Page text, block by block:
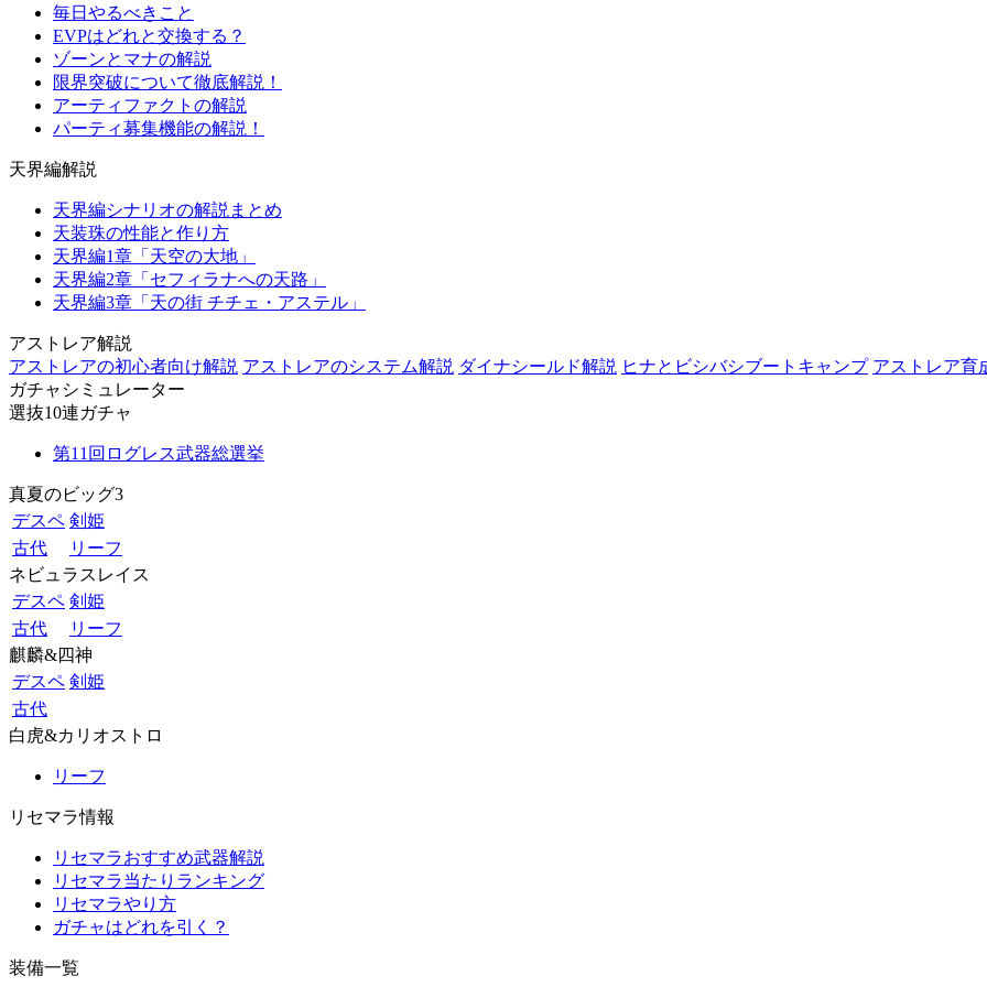
毎日やるべきこと
EVPはどれと交換する？
ゾーンとマナの解説
限界突破について徹底解説！
アーティファクトの解説
パーティ募集機能の解説！
天界編解説
天界編シナリオの解説まとめ
天装珠の性能と作り方
天界編1章「天空の大地」
天界編2章「セフィラナへの天路」
天界編3章「天の街 チチェ・アステル」
アストレア解説
アストレアの初心者向け解説 アストレアのシステム解説 ダイナシールド解説 ヒナとビシバシブートキャンプ アストレア育
ガチャシミュレーター
選抜10連ガチャ
第11回ログレス武器総選挙
真夏のビッグ3
デスペ 剣姫
古代
リーフ
ネビュラスレイス
デスペ 剣姫
古代
リーフ
麒麟&四神
デスペ 剣姫
古代
白虎&カリオストロ
リーフ
リセマラ情報
リセマラおすすめ武器解説
リセマラ当たりランキング
リセマラやり方
ガチャはどれを引く？
装備一覧